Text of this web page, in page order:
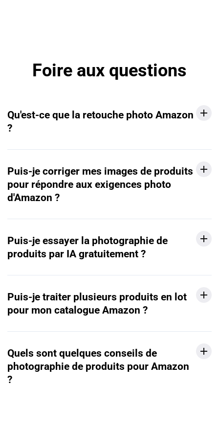
Foire aux questions
Qu'est-ce que la retouche photo Amazon
?
Puis-je corriger mes images de produits
pour répondre aux exigences photo
d'Amazon ?
Puis-je essayer la photographie de
produits par IA gratuitement ?
Puis-je traiter plusieurs produits en lot
pour mon catalogue Amazon ?
Quels sont quelques conseils de
photographie de produits pour Amazon
?